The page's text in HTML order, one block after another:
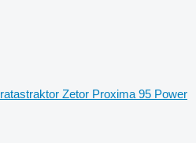
ratastraktor Zetor Proxima 95 Power